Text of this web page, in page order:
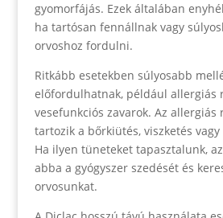
gyomorfájás. Ezek általában
ha tartósan fennállnak vagy
orvoshoz fordulni.
Ritkább esetekben súlyosabb
előfordulhatnak, például allergiás
vesefunkciós zavarok. Az allergiás
tartozik a bőrkiütés, viszketés
Ha ilyen tüneteket tapasztalunk,
abba a gyógyszer szedését és
orvosunkat.